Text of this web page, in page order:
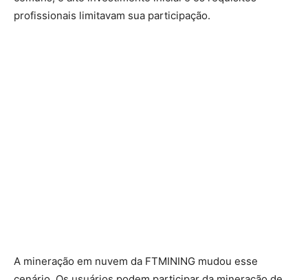
profissionais limitavam sua participação.
A mineração em nuvem da FTMINING mudou esse